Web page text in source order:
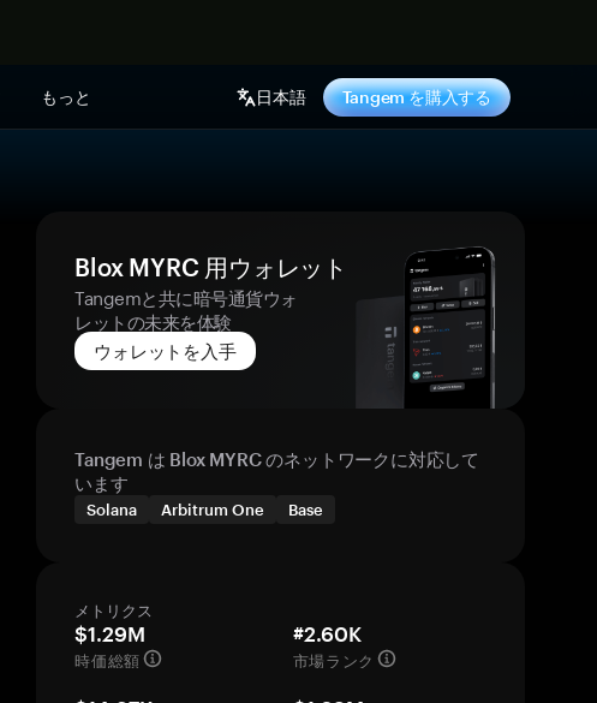
もっと 日本語 Tangem を購入する
Blox MYRC 用ウォレット
Tangemと共に暗号通貨ウォ
レットの未来を体験
ウォレットを入手
Tangem は Blox MYRC のネットワークに対応して
います
Solana Arbitrum One Base
メトリクス
$1.29M
時価総額
#2.60K
市場ランク